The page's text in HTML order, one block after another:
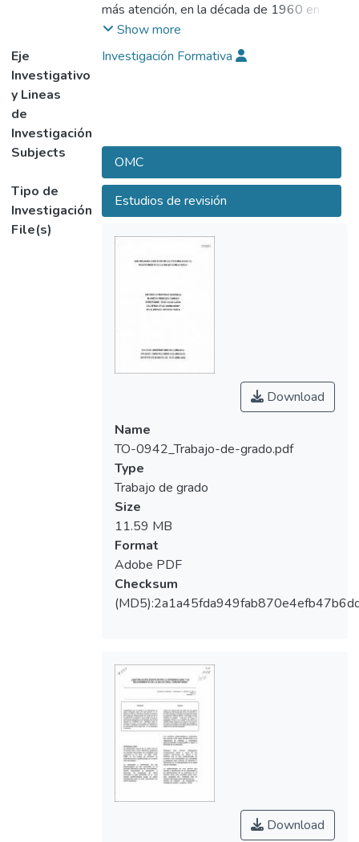
más atención, en la década de 1960 en
Colombia se iniciaron los estudios para
evaluar su estado de salud; por medio de
ello se ha identificado la situación de la
estudios de morbilidad oral realizados hasta
el momento en el país, con los cuales
analizaremos si las metas y estrategias del
Estados han aportado en el mejoramiento
de la salud oral en la comunidad colombiana
Show more
Eje
Investigativo
y Lineas
de
Investigación
Investigación Formativa
Subjects
OMC
Tipo de
Investigación
Estudios de revisión
File(s)
Download
Name
TO-0942_Trabajo-de-grado.pdf
Type
Trabajo de grado
Size
11.59 MB
Format
Adobe PDF
Checksum
Download